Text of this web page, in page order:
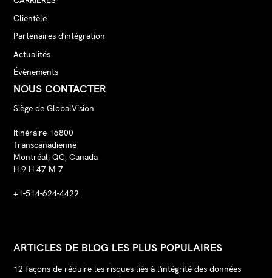
Clientèle
Partenaires d'intégration
Actualités
Évènements
NOUS CONTACTER
Siège de GlobalVision
Itinéraire 16800
Transcanadienne
Montréal, QC, Canada
H 9 H 47 M 7
+1-514-624-4422
ARTICLES DE BLOG LES PLUS POPULAIRES
12 façons de réduire les risques liés à l'intégrité des données